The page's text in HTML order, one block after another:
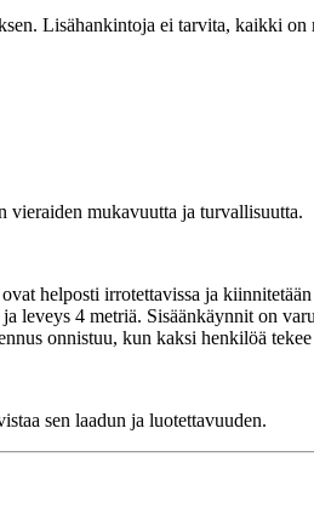
Lisähankintoja ei tarvita, kaikki on
vieraiden mukavuutta ja turvallisuutta.
helposti irrotettavissa ja
leveys 4 metriä. Sisäänkäynnit on
onnistuu, kun kaksi henkilöä tekee
sen laadun ja luotettavuuden.